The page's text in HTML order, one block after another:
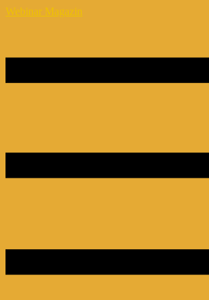
Webinar Magazin